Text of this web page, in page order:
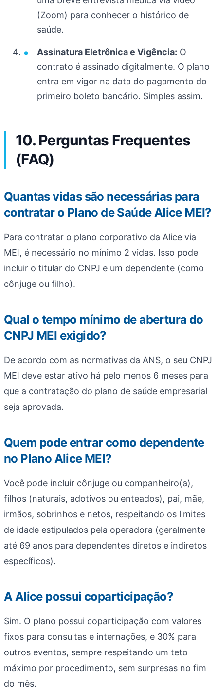
(Zoom) para conhecer o histórico de
saúde.
Assinatura Eletrônica e Vigência: O
contrato é assinado digitalmente. O plano
entra em vigor na data do pagamento do
primeiro boleto bancário. Simples assim.
10. Perguntas Frequentes
(FAQ)
Quantas vidas são necessárias para
contratar o Plano de Saúde Alice MEI?
Para contratar o plano corporativo da Alice via
MEI, é necessário no mínimo 2 vidas. Isso pode
incluir o titular do CNPJ e um dependente (como
cônjuge ou filho).
Qual o tempo mínimo de abertura do
CNPJ MEI exigido?
De acordo com as normativas da ANS, o seu CNPJ
MEI deve estar ativo há pelo menos 6 meses para
que a contratação do plano de saúde empresarial
seja aprovada.
Quem pode entrar como dependente
no Plano Alice MEI?
Você pode incluir cônjuge ou companheiro(a),
filhos (naturais, adotivos ou enteados), pai, mãe,
irmãos, sobrinhos e netos, respeitando os limites
de idade estipulados pela operadora (geralmente
até 69 anos para dependentes diretos e indiretos
específicos).
A Alice possui coparticipação?
Sim. O plano possui coparticipação com valores
fixos para consultas e internações, e 30% para
outros eventos, sempre respeitando um teto
máximo por procedimento, sem surpresas no fim
do mês.